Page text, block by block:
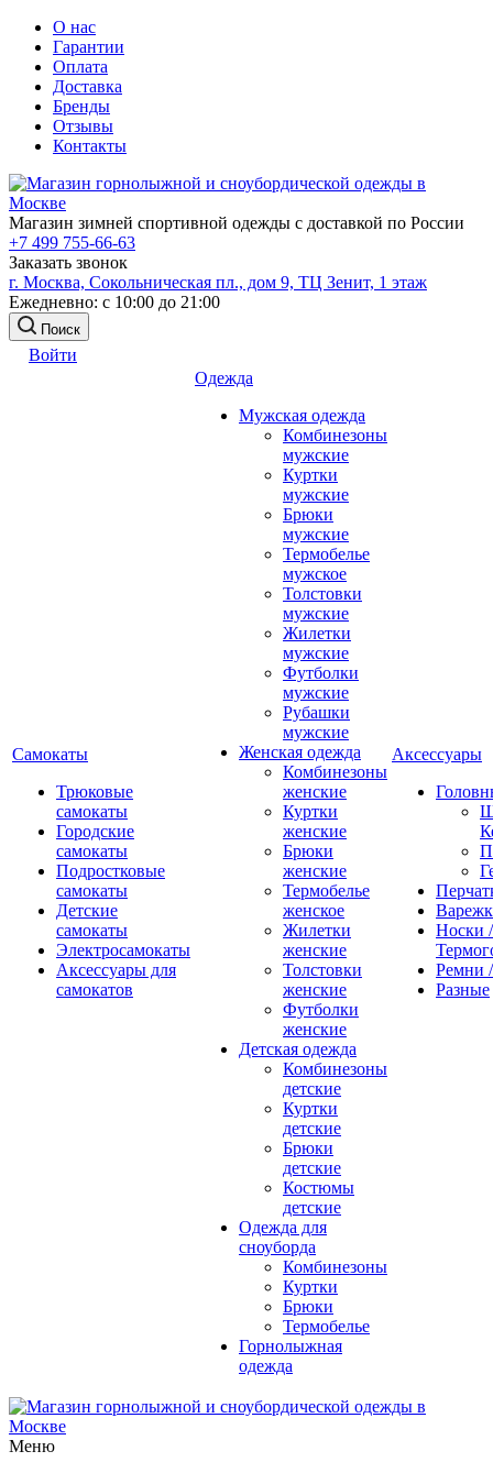
О нас
Гарантии
Оплата
Доставка
Бренды
Отзывы
Контакты
Магазин зимней спортивной одежды с доставкой по России
+7 499 755-66-63
Заказать звонок
г. Москва, Сокольническая пл., дом 9, ТЦ Зенит, 1 этаж
Ежедневно: с 10:00 до 21:00
Поиск
Войти
Самокаты
Трюковые
самокаты
Городские
самокаты
Подростковые
самокаты
Детские
самокаты
Электросамокаты
Аксессуары для
самокатов
Одежда
Мужская одежда
Комбинезоны
мужские
Куртки
мужские
Брюки
мужские
Термобелье
мужское
Толстовки
мужские
Жилетки
мужские
Футболки
мужские
Рубашки
мужские
Женская одежда
Комбинезоны
женские
Куртки
женские
Брюки
женские
Термобелье
женское
Жилетки
женские
Толстовки
женские
Футболки
женские
Детская одежда
Комбинезоны
детские
Куртки
детские
Брюки
детские
Костюмы
детские
Одежда для
сноуборда
Комбинезоны
Куртки
Брюки
Термобелье
Горнолыжная
одежда
Аксессуары
Носки /
Ремни
Разные
Меню